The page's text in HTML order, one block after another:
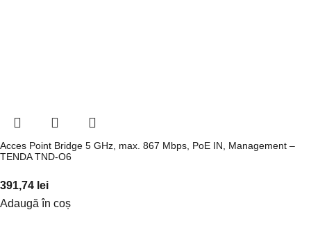
Acces Point Bridge 5 GHz, max. 867 Mbps, PoE IN, Management –
TENDA TND-O6
391,74 lei
Adaugă în coș